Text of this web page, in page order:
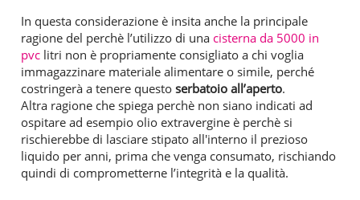
In questa considerazione è insita anche la principale
ragione del perchè l’utilizzo di una cisterna da 5000 in
pvc litri non è propriamente consigliato a chi voglia
immagazzinare materiale alimentare o simile, perché
costringerà a tenere questo serbatoio all’aperto.
Altra ragione che spiega perchè non siano indicati ad
ospitare ad esempio olio extravergine è perchè si
rischierebbe di lasciare stipato all'interno il prezioso
liquido per anni, prima che venga consumato, rischiando
quindi di comprometterne l’integrità e la qualità.